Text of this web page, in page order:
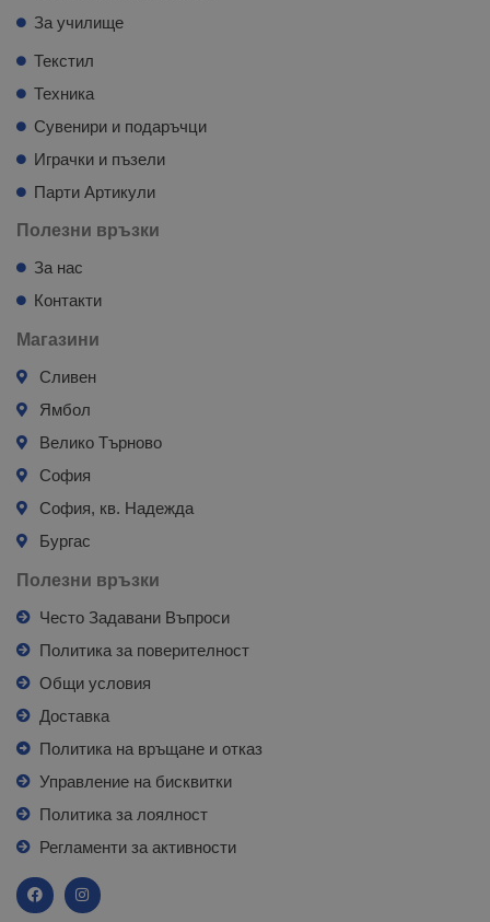
За училище
Текстил
Техника
Сувенири и подаръчци
Играчки и пъзели
Парти Артикули
Полезни връзки
За нас
Контакти
Магазини
Сливен
Ямбол
Велико Търново
София
София, кв. Надежда
Бургас
Полезни връзки
Често Задавани Въпроси
Политика за поверителност
Общи условия
Доставка
Политика на връщане и отказ
Управление на бисквитки
Политика за лоялност
Регламенти за активности